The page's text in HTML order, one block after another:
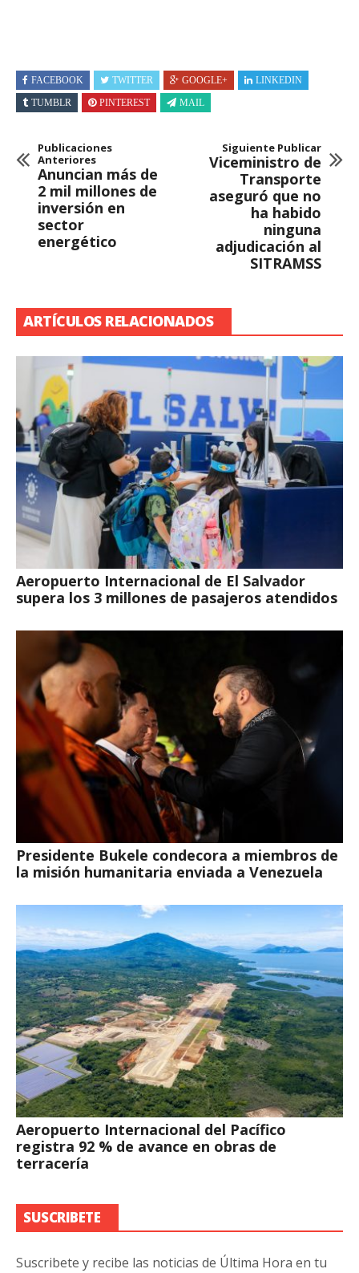
FACEBOOK TWITTER GOOGLE+
LINKEDIN
TUMBLR
PINTEREST MAIL
Publicaciones
Anteriores
Anuncian más de
2 mil millones de
inversión en
sector
energético
Siguiente Publicar
Viceministro de
Transporte
aseguró que no
ha habido
ninguna
adjudicación al
SITRAMSS
ARTÍCULOS RELACIONADOS
Aeropuerto Internacional de El Salvador
supera los 3 millones de pasajeros atendidos
Presidente Bukele condecora a miembros de
la misión humanitaria enviada a Venezuela
Aeropuerto Internacional del Pacífico
registra 92 % de avance en obras de
terracería
SUSCRIBETE
Suscribete y recibe las noticias de Última Hora en tu